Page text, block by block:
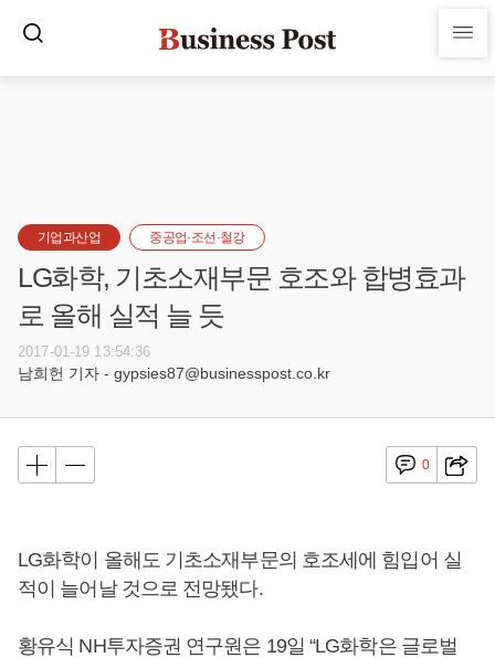
기업과산업 중공업·조선·철강
LG화학, 기초소재부문 호조와 합병효과
로 올해 실적 늘 듯
2017-01-19 13:54:36
남희헌 기자 - gypsies87@businesspost.co.kr
0
LG화학이 올해도 기초소재부문의 호조세에 힘입어 실
적이 늘어날 것으로 전망됐다.
황유식 NH투자증권 연구원은 19일 “LG화학은 글로벌